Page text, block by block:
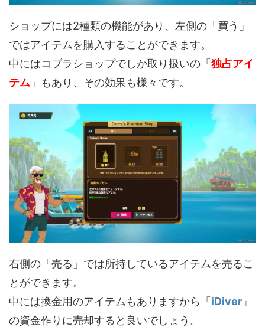
ショップには2種類の機能があり、左側の「買う」
ではアイテムを購入することができます。
中にはコブラショップでしか取り扱いの「独占アイ
テム 」もあり、その効果も様々です。
右側の「売る」では所持しているアイテムを売るこ
とができます。
中には換金用のアイテムもありますから「iDiver 」
の資金作りに売却すると良いでしょう。